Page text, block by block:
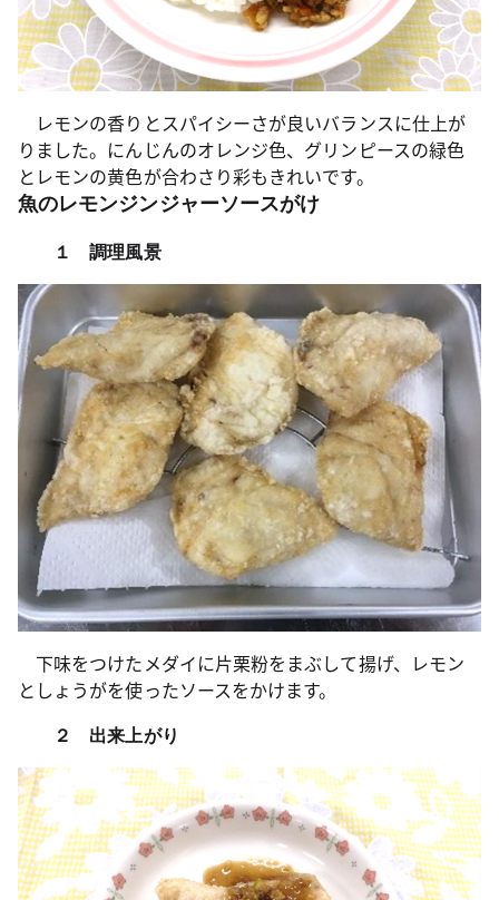
レモンの香りとスパイシーさが良いバランスに仕上が
りました。にんじんのオレンジ色、グリンピースの緑色
とレモンの黄色が合わさり彩もきれいです。
魚のレモンジンジャーソースがけ
１ 調理風景
下味をつけたメダイに片栗粉をまぶして揚げ、レモン
としょうがを使ったソースをかけます。
２ 出来上がり